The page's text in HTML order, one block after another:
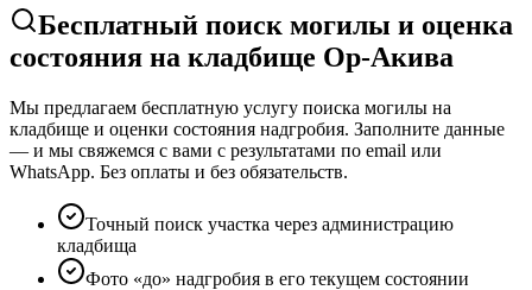
Бесплатный поиск могилы и оценка
состояния на кладбище Ор-Акива
Мы предлагаем бесплатную услугу поиска могилы на
кладбище и оценки состояния надгробия. Заполните данные
— и мы свяжемся с вами с результатами по email или
WhatsApp. Без оплаты и без обязательств.
Точный поиск участка через администрацию
кладбища
Фото «до» надгробия в его текущем состоянии